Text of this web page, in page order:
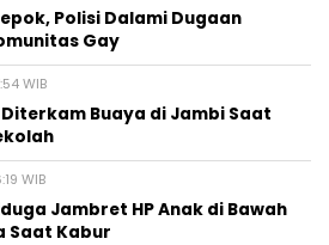
Polisi Dalami Dugaan
Gay
WIB
Buaya di Jambi Saat
WIB
Jambret HP Anak di Bawah
Saat Kabur